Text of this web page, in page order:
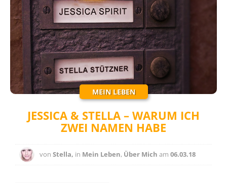
MEIN LEBEN
JESSICA & STELLA – WARUM ICH
ZWEI NAMEN HABE
von Stella, in Mein Leben, Über Mich am 06.03.18